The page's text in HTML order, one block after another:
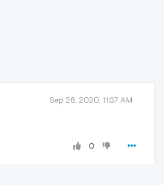
Sep 26, 2020, 11:37 AM
0